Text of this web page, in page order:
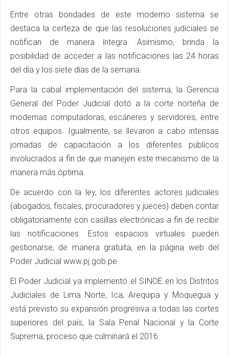
Entre otras bondades de este moderno sistema se
destaca la certeza de que las resoluciones judiciales se
notifican de manera íntegra. Asimismo, brinda la
posibilidad de acceder a las notificaciones las 24 horas
del día y los siete días de la semana.
Para la cabal implementación del sistema, la Gerencia
General del Poder Judicial dotó a la corte norteña de
modernas computadoras, escáneres y servidores, entre
otros equipos. Igualmente, se llevaron a cabo intensas
jornadas de capacitación a los diferentes públicos
involucrados a fin de que manejen este mecanismo de la
manera más óptima.
De acuerdo con la ley, los diferentes actores judiciales
(abogados, fiscales, procuradores y jueces) deben contar
obligatoriamente con casillas electrónicas a fin de recibir
las notificaciones. Estos espacios virtuales pueden
gestionarse, de manera gratuita, en la página web del
Poder Judicial www.pj.gob.pe
El Poder Judicial ya implementó el SINOE en los Distritos
Judiciales de Lima Norte, Ica, Arequipa y Moquegua y
está previsto su expansión progresiva a todas las cortes
superiores del país, la Sala Penal Nacional y la Corte
Suprema, proceso que culminará el 2016.